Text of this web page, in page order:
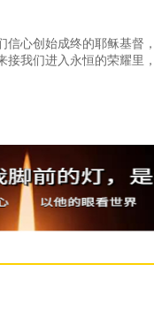
心创始成终的耶稣基督
我们进入永恒的荣耀里